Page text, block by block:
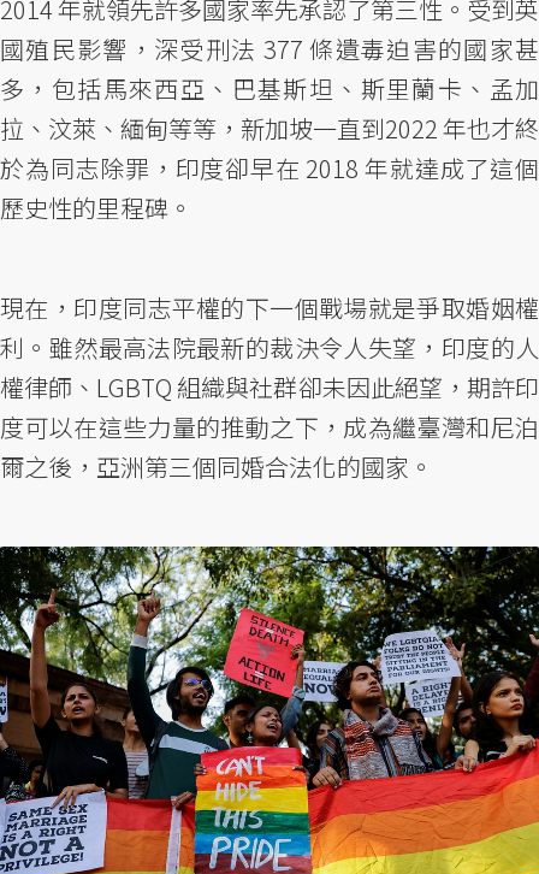
2014 年就領先許多國家率先承認了第三性。受到英
國殖民影響，深受刑法 377 條遺毒迫害的國家甚
多，包括馬來西亞、巴基斯坦、斯里蘭卡、孟加
拉、汶萊、緬甸等等，新加坡一直到2022 年也才終
於為同志除罪，印度卻早在 2018 年就達成了這個
歷史性的里程碑。
現在，印度同志平權的下一個戰場就是爭取婚姻權
利。雖然最高法院最新的裁決令人失望，印度的人
權律師、LGBTQ 組織與社群卻未因此絕望，期許印
度可以在這些力量的推動之下，成為繼臺灣和尼泊
爾之後，亞洲第三個同婚合法化的國家。